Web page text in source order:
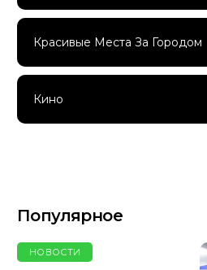
Красивые Места За Городом
Кино
Популярное
НОВОСТИ